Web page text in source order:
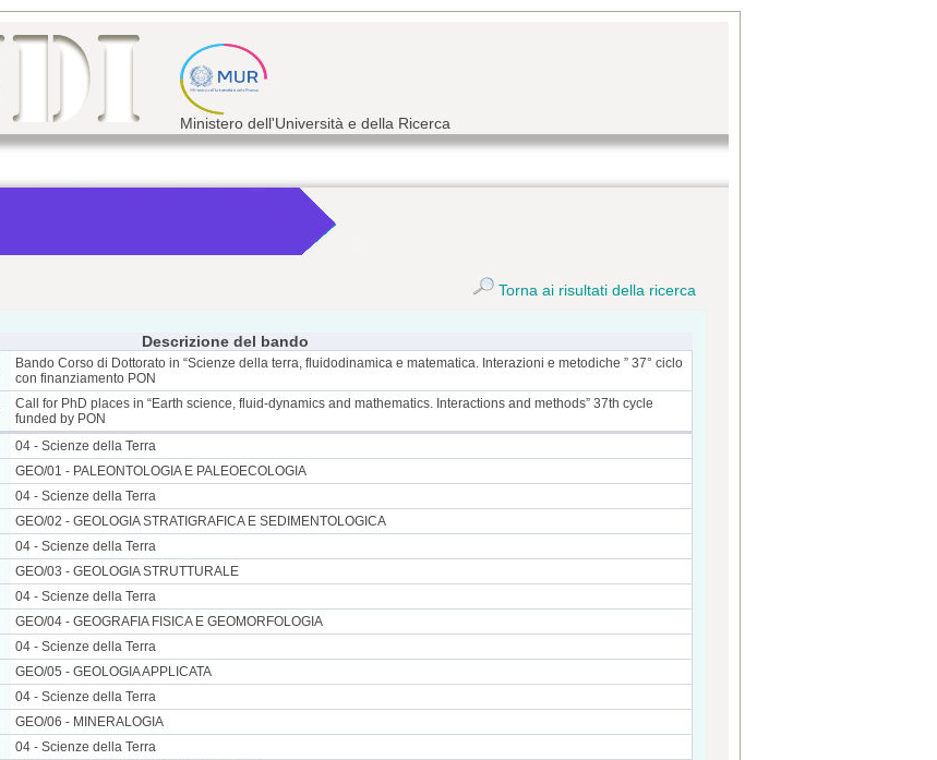
Ministero dell'Università e della Ricerca
Torna ai risultati della ricerca
Descrizione del bando
Bando Corso di Dottorato in “Scienze della terra, fluidodinamica e matematica. Interazioni e metodiche ” 37° ciclo
con finanziamento PON
Call for PhD places in “Earth science, fluid-dynamics and mathematics. Interactions and methods” 37th cycle
funded by PON
04 - Scienze della Terra
GEO/01 - PALEONTOLOGIA E PALEOECOLOGIA
04 - Scienze della Terra
GEO/02 - GEOLOGIA STRATIGRAFICA E SEDIMENTOLOGICA
04 - Scienze della Terra
GEO/03 - GEOLOGIA STRUTTURALE
04 - Scienze della Terra
GEO/04 - GEOGRAFIA FISICA E GEOMORFOLOGIA
04 - Scienze della Terra
GEO/05 - GEOLOGIA APPLICATA
04 - Scienze della Terra
GEO/06 - MINERALOGIA
04 - Scienze della Terra